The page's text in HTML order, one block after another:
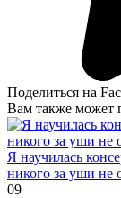
Поделиться на
Вам также может
Я научилась
никого за уши не
09